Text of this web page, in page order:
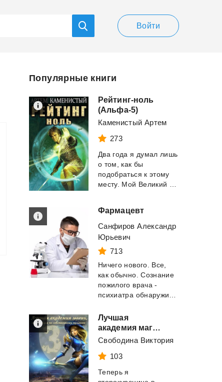
Войти
Популярные книги
Рейтинг-ноль
(Альфа-5)
Каменистый Артем
273
Два года я думал лишь
о том, как бы
подобраться к этому
Фармацевт
Санфиров Александр
Юрьевич
713
Ничего нового. Все,
как обычно. Сознание
пожилого врача -
Лучшая
академия магии, или Попала по собственному желанию. Часть 3. Новые правила
Свободина Виктория
103
Теперь я